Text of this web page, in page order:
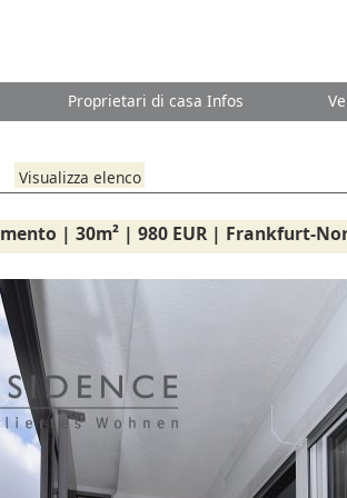
Proprietari di casa Infos
Visualizza elenco
| 30m² | 980 EUR | Frankfurt-